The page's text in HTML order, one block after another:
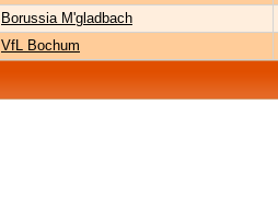
Borussia M'gladbach
VfL Bochum